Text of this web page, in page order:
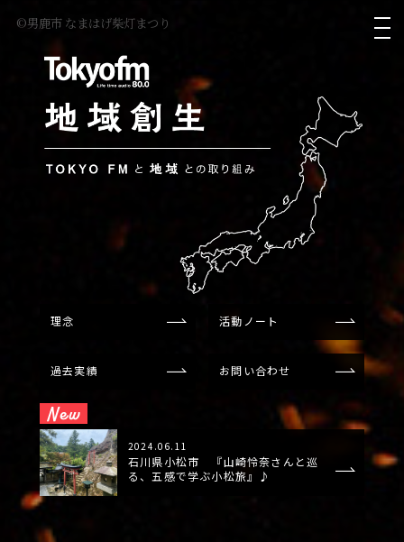
TOKYO FM
地域創生
©男鹿市 なまはげ柴灯まつり
©富山市 橋と市電と山
理念 活動ノート
過去実績 お問い合わせ
2024.06.11
石川県小松市 『山崎怜奈さんと巡
る、五感で学ぶ小松旅』♪